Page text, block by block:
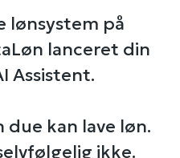
lønsystem på
lanceret din
Assistent.
due kan lave løn.
ikke.